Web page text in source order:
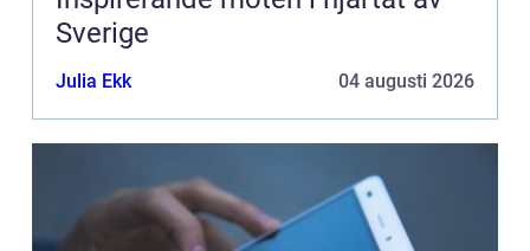
Sverige
Julia Ekk 04 augusti 2026